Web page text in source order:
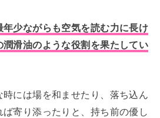
少ながらも空気を読む力に長け
滑油のような役割を果たしてい
時には場を和ませたり、落ち込ん
寄り添ったりと、持ち前の優し